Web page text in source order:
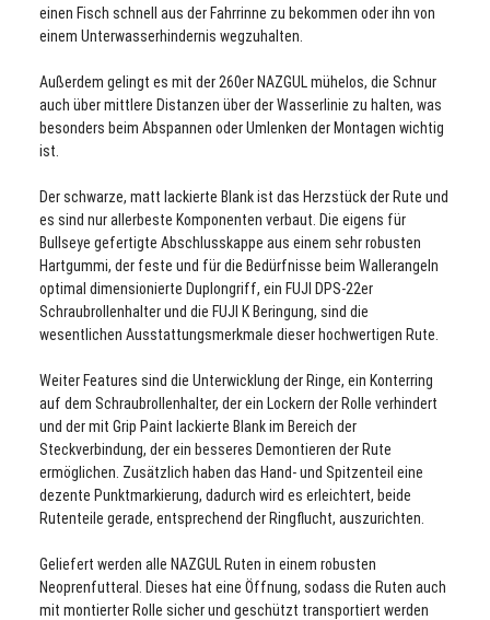
einen Fisch schnell aus der Fahrrinne zu bekommen oder ihn von
einem Unterwasserhindernis wegzuhalten.
Außerdem gelingt es mit der 260erNAZGULmühelos, die Schnur
auch über mittlere Distanzen über der Wasserlinie zu halten, was
besonders beim Abspannen oder Umlenken der Montagen wichtig
ist.
Der schwarze, matt lackierte Blank ist das Herzstück der Rute und
es sind nur allerbeste Komponenten verbaut. Die eigens für
Bullseye gefertigte Abschlusskappe aus einem sehr robusten
Hartgummi, der feste und für die Bedürfnisse beim Wallerangeln
optimal dimensionierte Duplongriff, ein FUJI DPS-22er
Schraubrollenhalter und die FUJI K Beringung, sind die
wesentlichen Ausstattungsmerkmale dieser hochwertigen Rute.
Weiter Features sind die Unterwicklung der Ringe, ein Konterring
auf dem Schraubrollenhalter, der ein Lockern der Rolle verhindert
und der mit Grip Paint lackierte Blank im Bereich der
Steckverbindung, der ein besseres Demontieren der Rute
ermöglichen. Zusätzlich haben das Hand- und Spitzenteil eine
dezente Punktmarkierung, dadurch wird es erleichtert, beide
Rutenteile gerade, entsprechend der Ringflucht, auszurichten.
Geliefert werden alle NAZGULRuten in einem robusten
Neoprenfutteral. Dieses hat eine Öffnung, sodass die Ruten auch
mit montierter Rolle sicher und geschützt transportiert werden